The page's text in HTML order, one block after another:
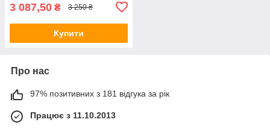
3 087,50 ₴ 3 250 ₴
Купити
Про нас
97% позитивних з 181 відгука за рік
Працює з 11.10.2013